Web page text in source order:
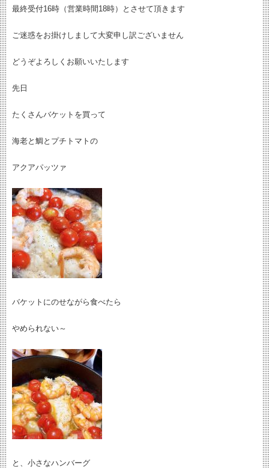
最終受付16時（営業時間18時）とさせて頂きます
ご迷惑をお掛けしまして大変申し訳ございません
どうぞよろしくお願いいたします
先日
たくさんバケットを買って
海老と鯛とプチトマトの
アクアパッツァ
バケットにのせながら食べたら
やめられない～
と、小さなハンバーグ